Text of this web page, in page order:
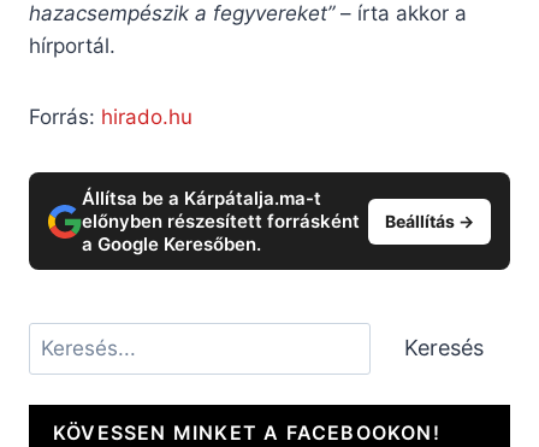
hazacsempészik a fegyvereket” – írta akkor a
hírportál.
Forrás: hirado.hu
Állítsa be a Kárpátalja.ma-t
előnyben részesített forrásként
a Google Keresőben.
Beállítás →
Keresés Keresés
KÖVESSEN MINKET A FACEBOOKON!